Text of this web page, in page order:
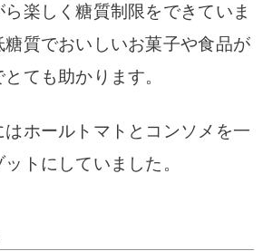
ら楽しく糖質制限をできていま
糖質でおいしいお菓子や食品が
ても助かります。
ホールトマトとコンソメを一
トにしていました。